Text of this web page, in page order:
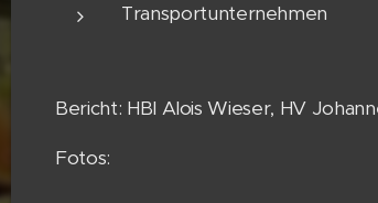
Transportunternehmen
Bericht: HBI Alois Wieser, HV
Fotos: